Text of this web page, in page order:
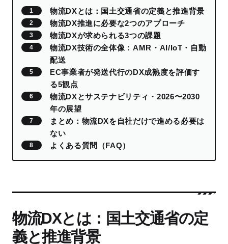
物流DXとは：国土交通省の定義と推進背景
物流DX推進に必要な2つのアプローチ
物流DXが求められる3つの課題
物流DX技術の全体像：AMR・AI/IoT・自動
配送
EC事業者が発送代行のDX成熟度を評価す
る5観点
物流DXとサステナビリティ・2026〜2030
年の展望
まとめ：物流DXを自社だけで進める必要は
ない
よくある質問（FAQ）
物流DXとは：国土交通省の定
義と推進背景